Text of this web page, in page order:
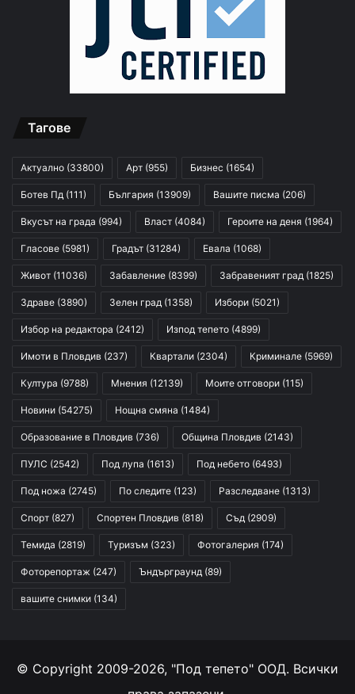
Тагове
Актуално (33800) Арт (955) Бизнес (1654)
Ботев Пд (111) България (13909) Вашите писма (206)
Вкусът на града (994) Власт (4084) Героите на деня (1964)
Гласове (5981) Градът (31284) Евала (1068)
Живот (11036) Забавление (8399) Забравеният град (1825)
Здраве (3890) Зелен град (1358) Избори (5021)
Избор на редактора (2412) Изпод тепето (4899)
Имоти в Пловдив (237) Квартали (2304) Криминале (5969)
Култура (9788) Мнения (12139) Моите отговори (115)
Новини (54275) Нощна смяна (1484)
Образование в Пловдив (736) Община Пловдив (2143)
ПУЛС (2542) Под лупа (1613) Под небето (6493)
Под ножа (2745) По следите (123) Разследване (1313)
Спорт (827) Спортен Пловдив (818) Съд (2909)
Темида (2819) Туризъм (323) Фотогалерия (174)
Фоторепортаж (247) Ъндърграунд (89)
вашите снимки (134)
© Copyright 2009-2026, "Под тепето" ООД. Всички